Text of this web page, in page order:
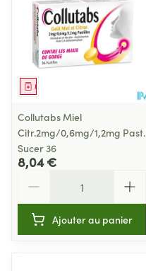
Médicament
Collutabs Miel
Citr.2mg/0,6mg/1,2mg Past.
Sucer 36
8,04 €
Ajouter au panier